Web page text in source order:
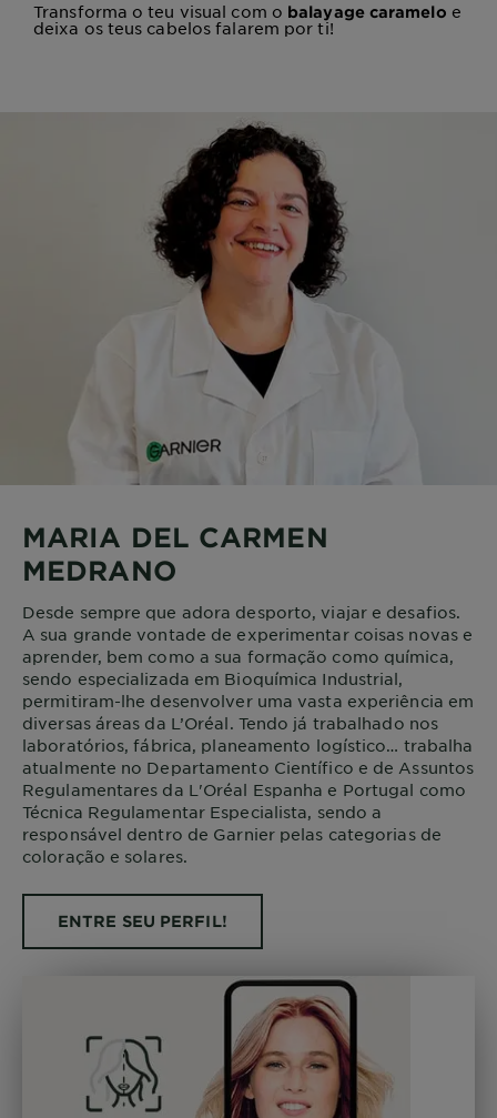
Transforma o teu visual com o balayage caramelo e
deixa os teus cabelos falarem por ti!
MARIA DEL CARMEN
MEDRANO
Desde sempre que adora desporto, viajar e desafios.
A sua grande vontade de experimentar coisas novas e
aprender, bem como a sua formação como química,
sendo especializada em Bioquímica Industrial,
permitiram-lhe desenvolver uma vasta experiência em
diversas áreas da L’Oréal. Tendo já trabalhado nos
laboratórios, fábrica, planeamento logístico… trabalha
atualmente no Departamento Científico e de Assuntos
Regulamentares da L'Oréal Espanha e Portugal como
Técnica Regulamentar Especialista, sendo a
responsável dentro de Garnier pelas categorias de
coloração e solares.
ENTRE SEU PERFIL!